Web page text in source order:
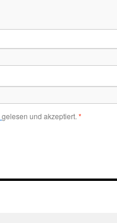
gelesen und akzeptiert. *